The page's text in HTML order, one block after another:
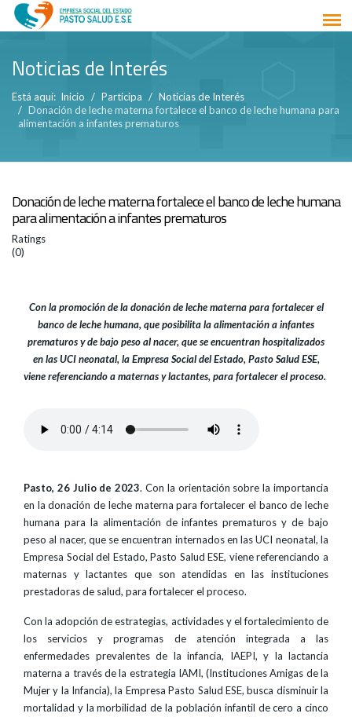
Noticias de Interés
Está aquí: Inicio Participa
Noticias de Interés
Donación de leche materna fortalece el banco de leche humana para
alimentación a infantes prematuros
Donación de leche materna fortalece el banco de leche humana
para alimentación a infantes prematuros
Ratings
(0)
Con la promoción de la donación de leche materna para fortalecer el
banco de leche humana, que posibilita la alimentación a infantes
prematuros y de bajo peso al nacer, que se encuentran hospitalizados
en las UCI neonatal, la Empresa Social del Estado, Pasto Salud ESE,
viene referenciando a maternas y lactantes, para fortalecer el proceso.
Pasto, 26 Julio de 2023. Con la orientación sobre la importancia
en la donación de leche materna para fortalecer el banco de leche
humana para la alimentación de infantes prematuros y de bajo
peso al nacer, que se encuentran internados en las UCI neonatal, la
Empresa Social del Estado, Pasto Salud ESE, viene referenciando a
maternas y lactantes que son atendidas en las instituciones
prestadoras de salud, para fortalecer el proceso.
Con la adopción de estrategias, actividades y el fortalecimiento de
los servicios y programas de atención integrada a las
enfermedades prevalentes de la infancia, IAEPI, y la lactancia
materna a través de la estrategia IAMI, (Instituciones Amigas de la
Mujer y la Infancia), la Empresa Pasto Salud ESE, busca disminuir la
mortalidad y la morbilidad de la población infantil de cero a cinco